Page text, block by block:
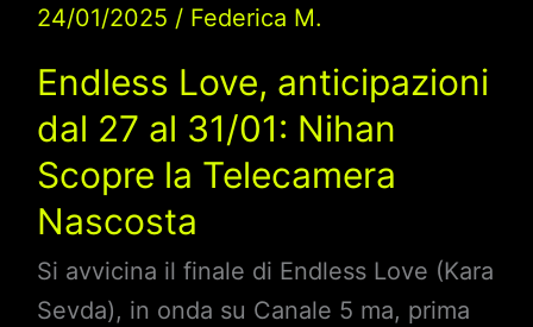
24/01/2025 / Federica M.
Endless Love, anticipazioni
dal 27 al 31/01: Nihan
Scopre la Telecamera
Nascosta
Si avvicina il finale di Endless Love (Kara
Sevda), in onda su Canale 5 ma, prima